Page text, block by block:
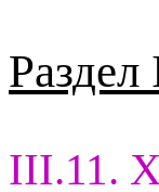
III.11.